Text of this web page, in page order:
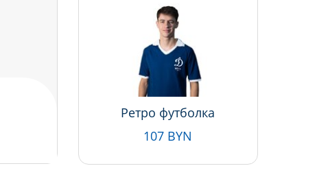
Ретро футболка
107 BYN